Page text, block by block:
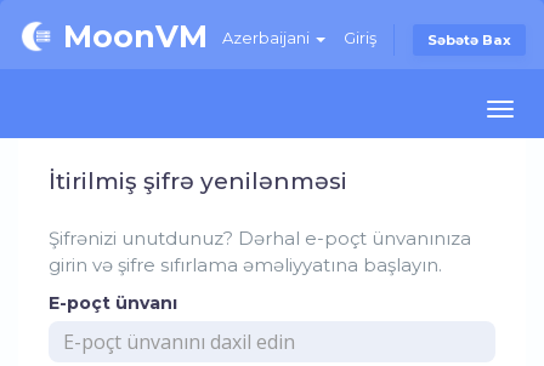
Azerbaijani Giriş Səbətə Bax
MoonVM
İtirilmiş şifrə yenilənməsi
Şifrənizi unutdunuz? Dərhal e-poçt ünvanınıza
girin və şifre sıfırlama əməliyyatına başlayın.
E-poçt ünvanı